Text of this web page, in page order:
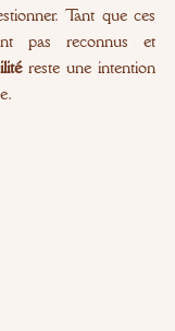
Tant que ces
pas reconnus et
reste une intention